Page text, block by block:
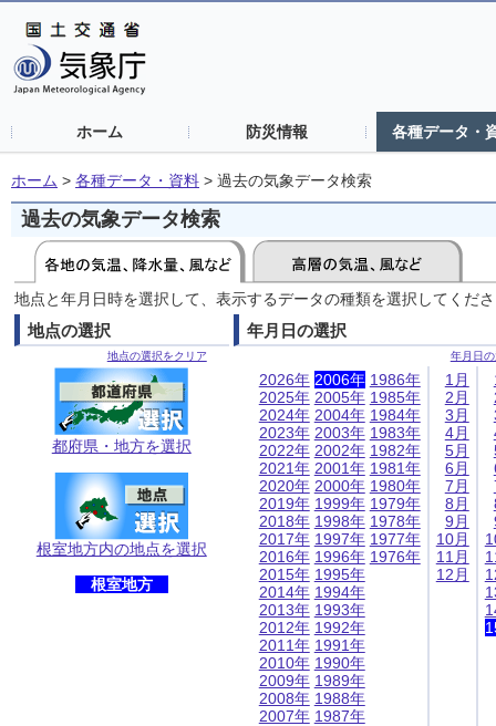
ホーム 防災情報 各種データ・
ホーム > 各種データ・資料 > 過去の気象データ検索
過去の気象データ検索
地点と年月日時を選択して、表示するデータの種類を選択してくだ
地点の選択
地点の選択をクリア
都府県・地方を選択
根室地方内の地点を選択
根室地方
年月日の選択
年月日
2026年
2025年
2024年
2023年
2022年
2021年
2020年
2019年
2018年
2017年
2016年
2015年
2014年
2013年
2012年
2011年
2010年
2009年
2008年
2007年
2006年
2005年
2004年
2003年
2002年
2001年
2000年
1999年
1998年
1997年
1996年
1995年
1994年
1993年
1992年
1991年
1990年
1989年
1988年
1987年
1986年
1985年
1984年
1983年
1982年
1981年
1980年
1979年
1978年
1977年
1976年
1月
2月
3月
4月
5月
6月
7月
8月
9月
10月
11月
12月